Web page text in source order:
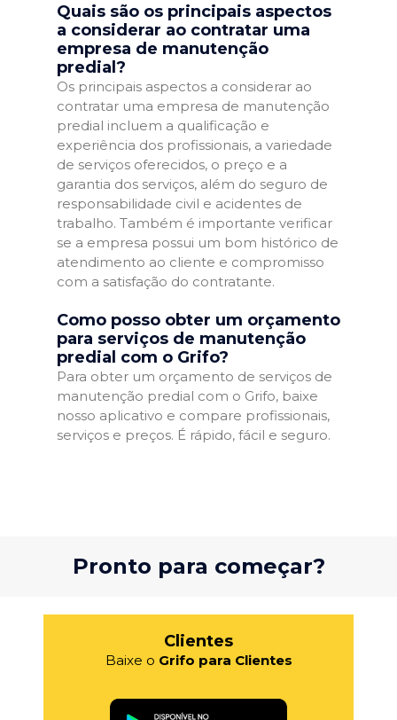
Quais são os principais aspectos
a considerar ao contratar uma
empresa de manutenção
predial?
Os principais aspectos a considerar ao
contratar uma empresa de manutenção
predial incluem a qualificação e
experiência dos profissionais, a variedade
de serviços oferecidos, o preço e a
garantia dos serviços, além do seguro de
responsabilidade civil e acidentes de
trabalho. Também é importante verificar
se a empresa possui um bom histórico de
atendimento ao cliente e compromisso
com a satisfação do contratante.
Como posso obter um orçamento
para serviços de manutenção
predial com o Grifo?
Para obter um orçamento de serviços de
manutenção predial com o Grifo, baixe
nosso aplicativo e compare profissionais,
serviços e preços. É rápido, fácil e seguro.
Pronto para começar?
Clientes
Baixe o Grifo para Clientes